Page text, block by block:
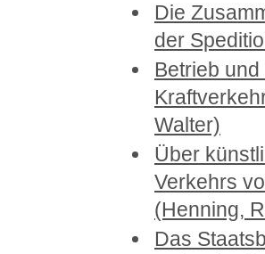
Die
der
Betrieb
Walter)
Über
Verkehrs
(Henning,
Das